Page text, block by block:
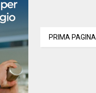
PRIMA PAGINA